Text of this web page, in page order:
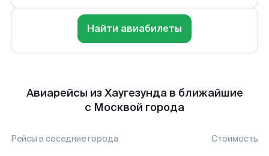
Найти авиабилеты
Авиарейсы из Хаугезунда в ближайшие
с Москвой города
Рейсы в соседние города Стоимость